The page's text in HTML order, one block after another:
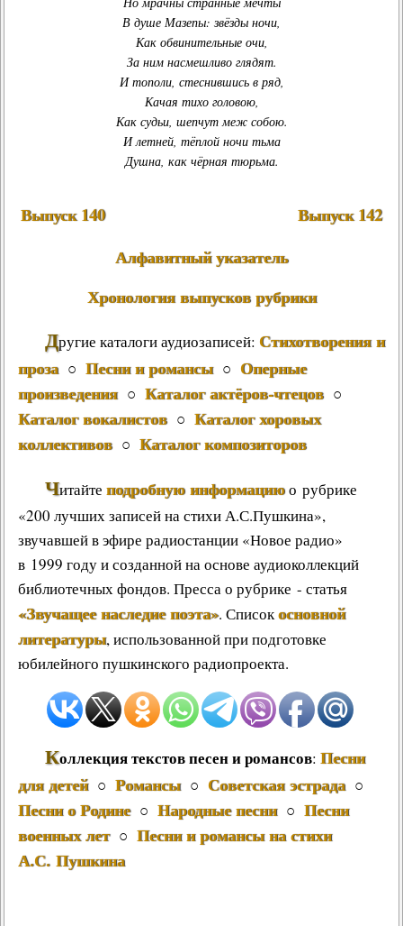
В душе Мазепы: звёзды ночи,
Как обвинительные очи,
За ним насмешливо глядят.
И тополи, стеснившись в ряд,
Качая тихо головою,
Как судьи, шепчут меж собою.
И летней, тёплой ночи тьма
Душна, как чёрная тюрьма.
Выпуск 140
Выпуск 142
Алфавитный указатель
Хронология выпусков рубрики
Другие каталоги аудиозаписей: Стихотворения и
проза○ Песни и романсы○ Оперные
произведения○ Каталог актёров-чтецов○
Каталог вокалистов○ Каталог хоровых
коллективов○ Каталог композиторов
Читайте подробную информациюо рубрике
«200 лучших записей на стихи А.С.Пушкина»,
звучавшей в эфире радиостанции «Новое радио»
в 1999 году и созданной на основе аудиоколлекций
библиотечных фондов. Пресса о рубрике - статья
«Звучащее наследие поэта». Списокосновной
литературы, использованной при подготовке
юбилейного пушкинского радиопроекта.
Коллекция текстов песен и романсов: Песни
для детей○ Романсы○ Советская эстрада○
Песни о Родине○ Народные песни○ Песни
военных лет○ Песни и романсы на стихи
А.С. Пушкина